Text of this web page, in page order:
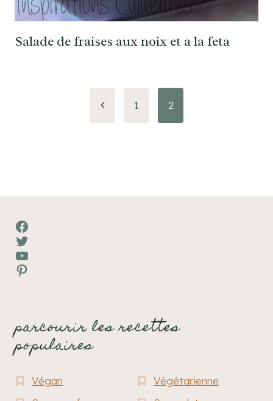
Salade de fraises aux noix et a la feta
NavigationPage
1 2
Facebook
Twitter
YouTube
Pinterest
parcourir les recettes
populaires
Végan
Végétarienne